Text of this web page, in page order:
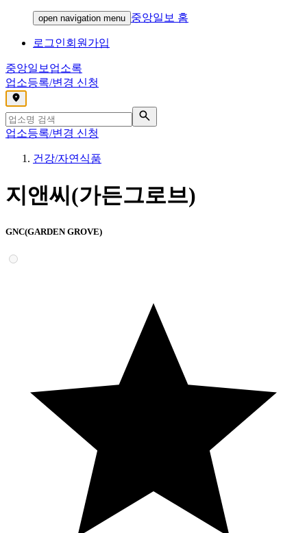
open navigation menu 중앙일보 홈
로그인회원가입
중앙일보 업소록
업소등록/변경 신청
,
업소등록/변경 신청
건강/자연식품
지앤씨(가든그로브)
GNC(GARDEN GROVE)